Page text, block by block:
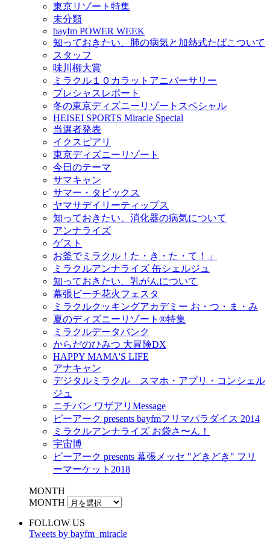
東京リゾート特集
未分類
bayfm POWER WEEK
知っておきたい、肺の病気と加熱式たばこついて
スタッフ
味川柳大賞
ミラクル１０カラットアニバーサリー
プレシャスレポート
冬の東京ディズニーリゾートスペシャル
HEISEI SPORTS Miracle Special
当選者発表
イクスピアリ
東京ディズニーリゾート
今日のテーマ
サマキャン
サマー・タピックス
ヤマサデイリーティップス
知っておきたい、消化器の病気について
アンナライズ
ゲスト
お釜でミラクル！た・き・た・て！」
ミラクルアンナライズ 缶シェルジュ
知っておきたい、乳がんについて
幕張ビーチ花火フェスタ
ミラクルクッキングアカデミー お・つ・ま・み
夏のディズニーリゾート®特集
ミラクルデータバンク
からだのひみつ 大冒険DX
HAPPY MAMA'S LIFE
アナキャン
デジタルミラクル スマホ・アプリ・コンシェル
ジュ
ニチバン ワザアリMessage
ピーアーク presents bayfmフリマパラダイス 2014
ミラクルアンナライズ お袋さ〜ん！
宇宙博
ピーアーク presents 幕張メッセ "どきどき" フリ
ーマーケット2018
MONTH
MONTH
FOLLOW US
Tweets by bayfm_miracle